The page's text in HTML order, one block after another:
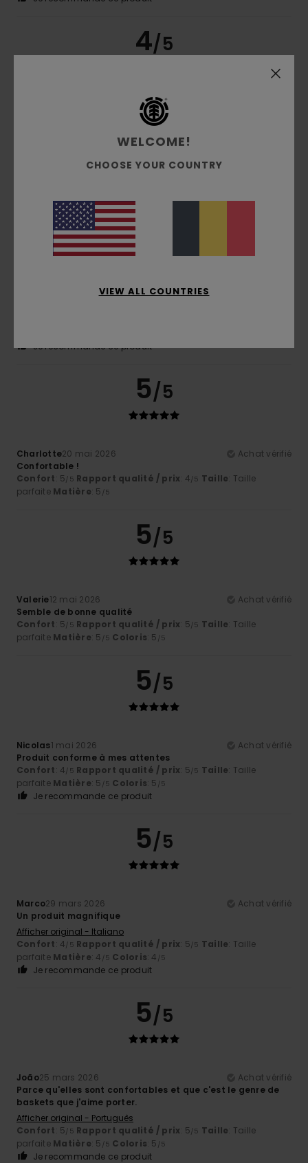
4/5
Des baskets très confortables, mais un service client
Afficher original - Castellano
Coloris : 4
5
Je recommande ce produit
5/5
Charlotte20 mai 2026
Achat vérifié
Confortable !
Confort: 5 /5 Rapport qualité / prix: 4 /5 Taille: Taille
parfaite Matière: 5 /5
5/5
Valerie12 mai 2026
Achat vérifié
Semble de bonne qualité
Confort: 5 /5 Rapport qualité / prix: 5 /5 Taille: Taille
parfaite Matière: 5 /5 Coloris: 5 /5
5/5
Nicolas1 mai 2026
Achat vérifié
Produit conforme à mes attentes
Confort: 4 /5 Rapport qualité / prix: 5 /5 Taille: Taille
parfaite Matière: 5 /5 Coloris: 5 /5
Je recommande ce produit
5/5
Marco29 mars 2026
Achat vérifié
Un produit magnifique
Afficher original - Italiano
Confort: 4 /5 Rapport qualité / prix: 5 /5 Taille: Taille
parfaite Matière: 4 /5 Coloris: 4 /5
Je recommande ce produit
5/5
João25 mars 2026
Achat vérifié
Parce qu'elles sont confortables et que c'est le genre de
baskets que j'aime porter.
Afficher original - Português
Confort: 5 /5 Rapport qualité / prix: 5 /5 Taille: Taille
parfaite Matière: 5 /5 Coloris: 5 /5
Je recommande ce produit
WELCOME!
CHOOSE YOUR COUNTRY
VIEW ALL COUNTRIES